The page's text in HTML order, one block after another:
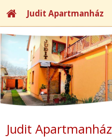
Judit Apartmanház
Judit Apartmanház